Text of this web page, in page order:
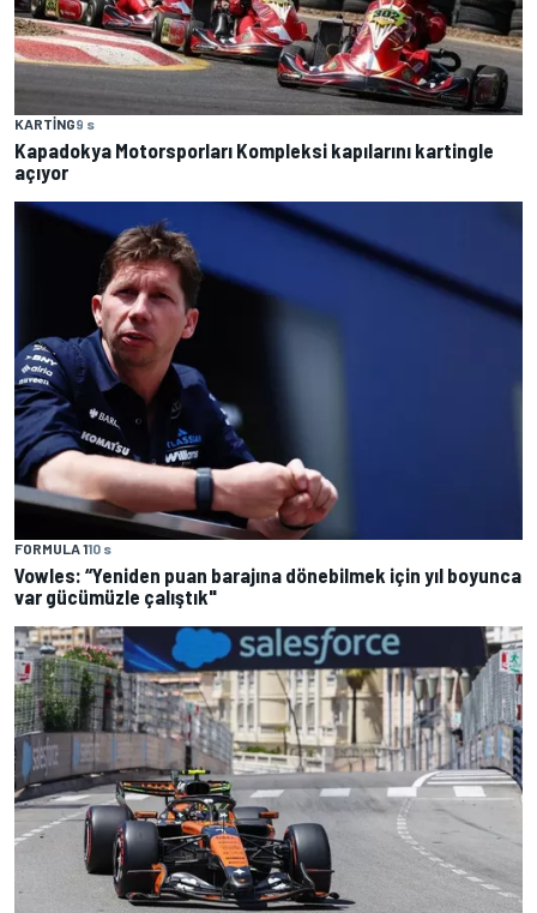
KARTING9 s
Kapadokya Motorsporları Kompleksi kapılarını kartingle
açıyor
FORMULA 110 s
Vowles: “Yeniden puan barajına dönebilmek için yıl boyunca
var gücümüzle çalıştık"